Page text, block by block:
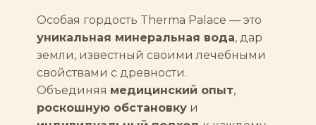
Особая гордость Therma Palace — это
уникальная минеральная вода, дар
земли, известный своими лечебными
свойствами с древности.
Объединяя медицинский опыт,
роскошную обстановку и